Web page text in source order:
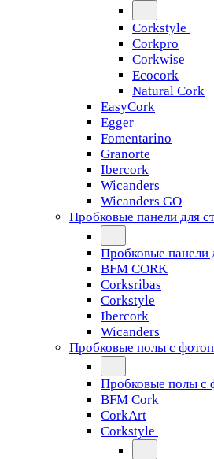
Corkstyle
Corkpro
Corkwise
Ecocork
Natural Cork
EasyCork
Egger
Fomentarino
Granorte
Ibercork
Wicanders
Wicanders GO
Пробковые панели для
Пробковые панели
BFM CORK
Corksribas
Corkstyle
Ibercork
Wicanders
Пробковые полы с
Пробковые полы с
BFM Cork
CorkArt
Corkstyle